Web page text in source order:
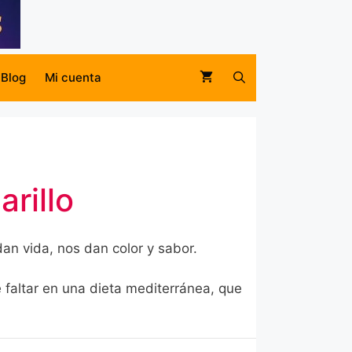
Blog Mi cuenta
vida, nos dan color y sabor.
faltar en una dieta mediterránea, que